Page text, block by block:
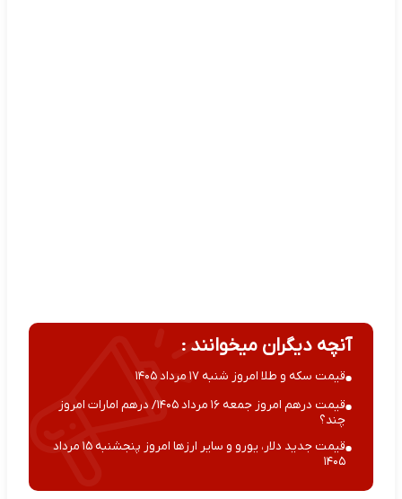
آنچه دیگران میخوانند :
قیمت سکه و طلا امروز شنبه ۱۷ مرداد ۱۴۰۵
قیمت درهم امروز جمعه ۱۶ مرداد ۱۴۰۵/ درهم امارات امروز
چند؟
قیمت جدید دلار، یورو و سایر ارزها امروز پنجشنبه ۱۵ مرداد
۱۴۰۵